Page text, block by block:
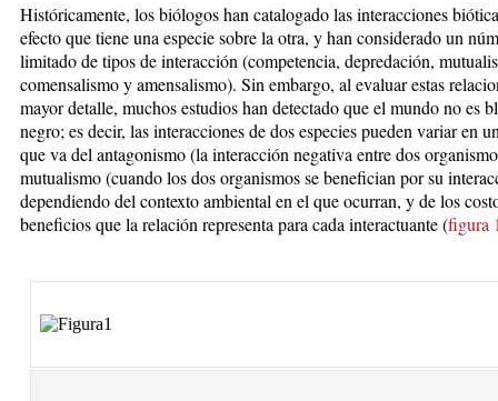
Históricamente, los biólogos han catalogado las interacciones
efecto que tiene una especie sobre la otra, y han considerado un
limitado de tipos de interacción (competencia, depredación,
comensalismo y amensalismo). Sin embargo, al evaluar estas
mayor detalle, muchos estudios han detectado que el mundo no es
negro; es decir, las interacciones de dos especies pueden variar en
que va del antagonismo (la interacción negativa entre dos
mutualismo (cuando los dos organismos se benefician por su
dependiendo del contexto ambiental en el que ocurran, y de los
beneficios que la relación representa para cada interactuante (figura